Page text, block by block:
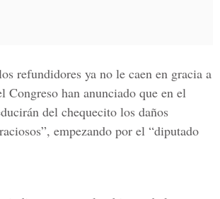
refundidores ya no le caen en gracia a
Congreso han anunciado que en el
del chequecito los daños
empezando por el “diputado